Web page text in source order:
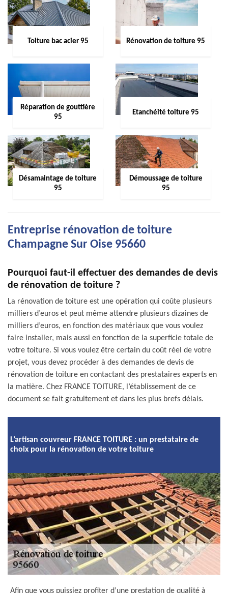
Toiture bac acier 95 Rénovation de toiture 95
Réparation de gouttière
95
Etanchéité toiture 95
Désamaintage de toiture
95
Démoussage de toiture
95
Entreprise rénovation de toiture
Champagne Sur Oise 95660
Pourquoi faut-il effectuer des demandes de devis
de rénovation de toiture ?
La rénovation de toiture est une opération qui coûte plusieurs
milliers d’euros et peut même attendre plusieurs dizaines de
milliers d’euros, en fonction des matériaux que vous voulez
faire installer, mais aussi en fonction de la superficie totale de
votre toiture. Si vous voulez être certain du coût réel de votre
projet, vous devez procéder à des demandes de devis de
rénovation de toiture en contactant des prestataires experts en
la matière. Chez FRANCE TOITURE, l’établissement de ce
document se fait gratuitement et dans les plus brefs délais.
L’artisan couvreur FRANCE TOITURE : un prestataire de
choix pour la rénovation de votre toiture
Afin que vous puissiez profiter d’une prestation de qualité à